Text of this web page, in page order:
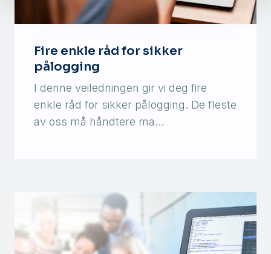
Fire enkle råd for sikker
pålogging
I denne veiledningen gir vi deg fire
enkle råd for sikker pålogging. De fleste
av oss må håndtere ma…